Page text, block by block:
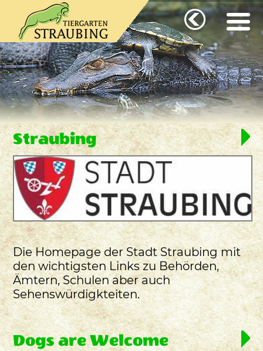
Straubing
Die Homepage der Stadt Straubing mit
den wichtigsten Links zu Behörden,
Ämtern, Schulen aber auch
Sehenswürdigkteiten.
Dogs are Welcome